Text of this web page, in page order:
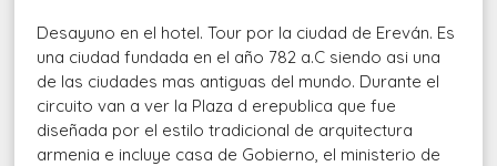
Desayuno en el hotel. Tour por la ciudad de Ereván. Es
una ciudad fundada en el año 782 a.C siendo asi una
de las ciudades mas antiguas del mundo. Durante el
circuito van a ver la Plaza d erepublica que fue
diseñada por el estilo tradicional de arquitectura
armenia e incluye casa de Gobierno, el ministerio de